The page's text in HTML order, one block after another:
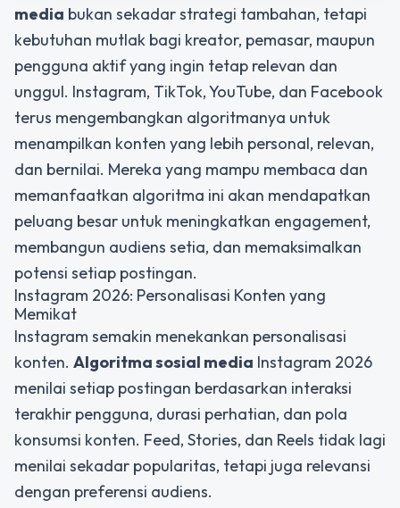
media bukan sekadar strategi tambahan, tetapi
kebutuhan mutlak bagi kreator, pemasar, maupun
pengguna aktif yang ingin tetap relevan dan
unggul. Instagram, TikTok, YouTube, dan Facebook
terus mengembangkan algoritmanya untuk
menampilkan konten yang lebih personal, relevan,
dan bernilai. Mereka yang mampu membaca dan
memanfaatkan algoritma ini akan mendapatkan
peluang besar untuk meningkatkan engagement,
membangun audiens setia, dan memaksimalkan
potensi setiap postingan.
Instagram 2026: Personalisasi Konten yang
Memikat
Instagram semakin menekankan personalisasi
konten. Algoritma sosial media Instagram 2026
menilai setiap postingan berdasarkan interaksi
terakhir pengguna, durasi perhatian, dan pola
konsumsi konten. Feed, Stories, dan Reels tidak lagi
menilai sekadar popularitas, tetapi juga relevansi
dengan preferensi audiens.